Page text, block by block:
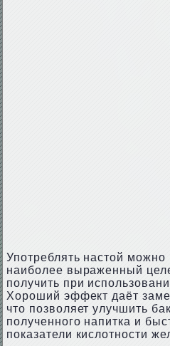
Употреблять настой
наиболее выраженный
получить при
Хороший эффект даёт
что позволяет улучшить
полученного напитка и
показатели кислотности